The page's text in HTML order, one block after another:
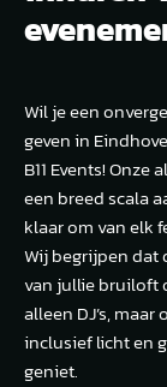
Wil je een
geven in
B11 Events! Onze
een breed scala
klaar om van elk
Wij begrijpen dat
van jullie bruiloft
alleen DJ’s,
inclusief licht en
geniet.